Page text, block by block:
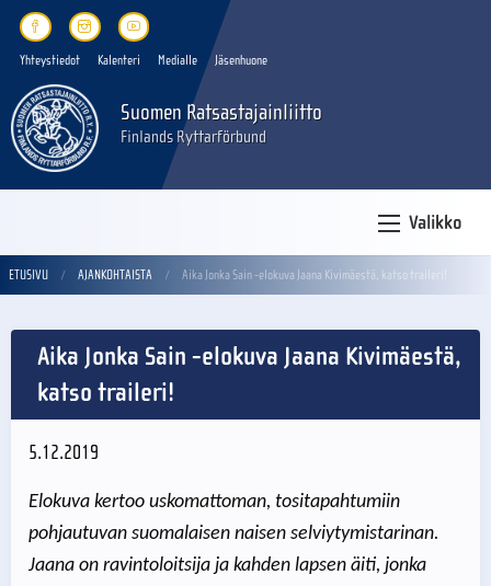
Yhteystiedot Kalenteri Medialle Jäsenhuone
Suomen Ratsastajainliitto
Finlands Ryttarförbund
Valikko
ETUSIVU AJANKOHTAISTA Aika Jonka Sain -elokuva Jaana Kivimäestä, katso traileri!
Aika Jonka Sain -elokuva Jaana Kivimäestä,
katso traileri!
5.12.2019
Elokuva kertoo uskomattoman, tositapahtumiin
pohjautuvan suomalaisen naisen selviytymistarinan.
Jaana on ravintoloitsija ja kahden lapsen äiti, jonka